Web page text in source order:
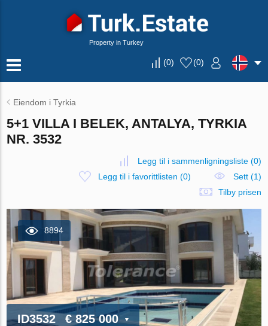
Property in Turkey
(0) (0)
Eiendom i Tyrkia
5+1 VILLA I BELEK, ANTALYA, TYRKIA
NR. 3532
Legg til i sammenligningsliste(0)
Legg til i favorittlisten (0)
Sett (1)
Tilby prisen
8894
ID3532 € 825 000